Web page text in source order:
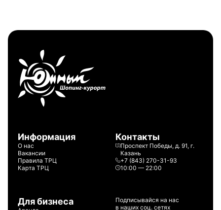
Контакты
Проспект Победы, д. 91, г.
Казань
+7 (843) 270-31-93
10:00 — 22:00
Информация
О нас
Вакансии
Правила ТРЦ
Карта ТРЦ
Для бизнеса
Подписывайся на нас
в наших соц. сетях